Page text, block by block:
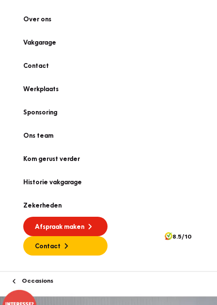
Over ons
Vakgarage
Contact
Werkplaats
Sponsoring
Ons team
Kom gerust verder
Historie vakgarage
Zekerheden
Afspraak maken
Contact
8.5/10
Occasions